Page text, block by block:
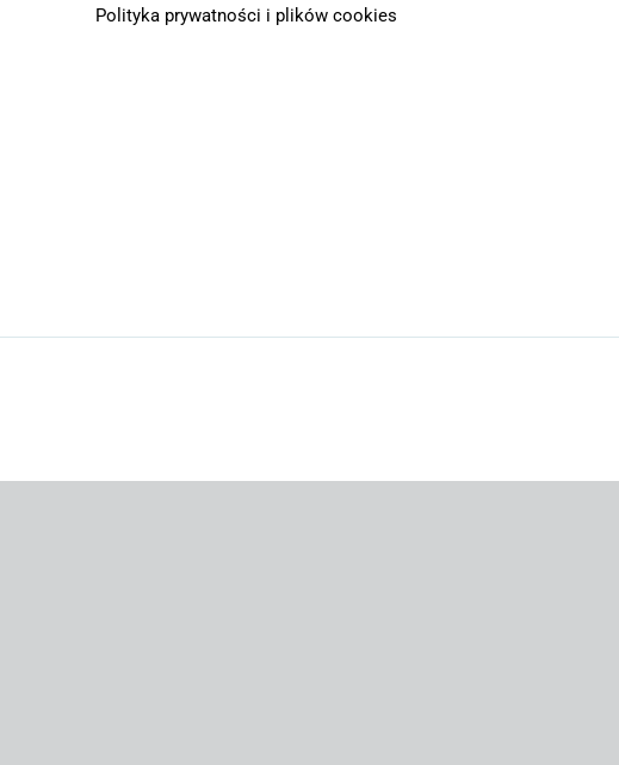
Polityka prywatności i plików cookies